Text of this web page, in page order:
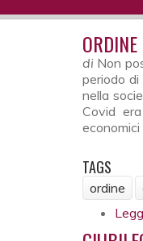
di Non
periodo
nella
Covid
economici
TAGS
ordine